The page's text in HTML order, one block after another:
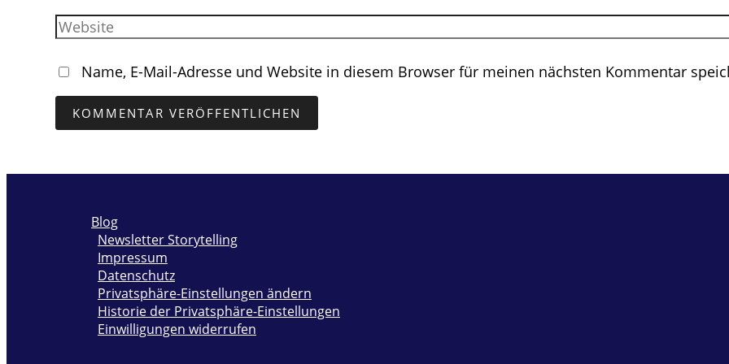
Adresse*
Website
Name, E-Mail-Adresse und Website in diesem Browser für meinen nächsten Kommentar
Blog
Newsletter Storytelling
Impressum
Datenschutz
Privatsphäre-Einstellungen ändern
Historie der Privatsphäre-Einstellungen
Einwilligungen widerrufen